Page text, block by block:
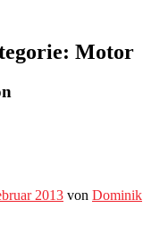
Motor
2013 von Dominik